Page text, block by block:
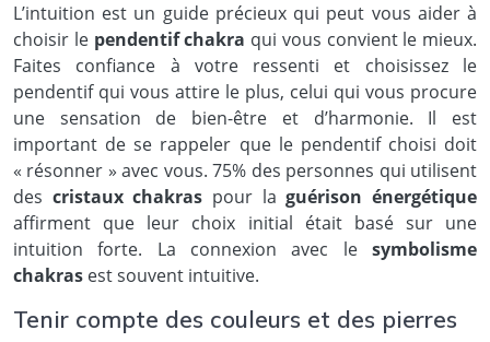
L’intuition est un guide précieux qui peut vous aider à
choisir le pendentif chakra qui vous convient le mieux.
Faites confiance à votre ressenti et choisissez le
pendentif qui vous attire le plus, celui qui vous procure
une sensation de bien-être et d’harmonie. Il est
important de se rappeler que le pendentif choisi doit
« résonner » avec vous. 75% des personnes qui utilisent
des cristaux chakras pour laguérison énergétique
affirment que leur choix initial était basé sur une
intuition forte. La connexion avec le symbolisme
chakras est souvent intuitive.
Tenir compte des couleurs et des pierres